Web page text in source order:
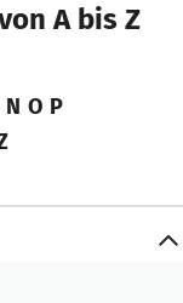
A bis Z
N O P